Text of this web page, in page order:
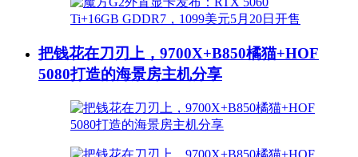
把钱花在刀刃上，9700X+B850橘猫+HOF
5080打造的海景房主机分享